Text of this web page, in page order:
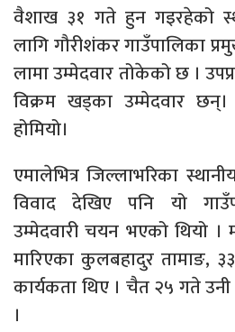
वैशाख ३१ गते हुन गइरहेको
लागि गौरीशंकर गाउँपालिका
लामा उम्मेदवार तोकेको छ ।
विक्रम खड्का उम्मेदवार
होमियो।
एमालेभित्र जिल्लाभरिका
विवाद देखिए पनि यो
उम्मेदवारी चयन भएको थियो
मारिएका कुलबहादुर तामाङ,
कार्यकता थिए । चैत २५ गते
।